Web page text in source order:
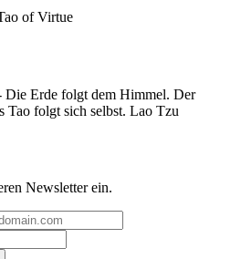
Die Erde folgt dem Himmel. Der
Tao folgt sich selbst. Lao Tzu
Newsletter ein.